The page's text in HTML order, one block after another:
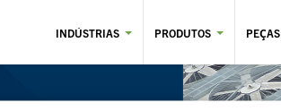
INDÚSTRIAS PRODUTOS PEÇAS